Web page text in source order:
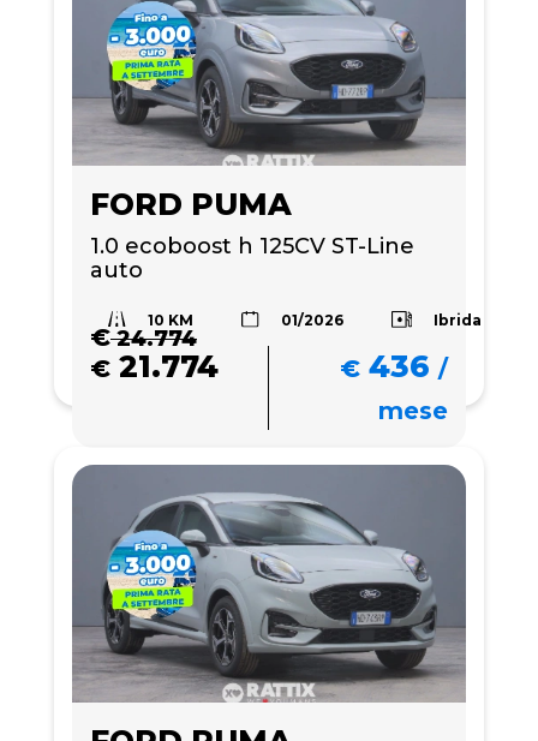
FORD PUMA
1.0 ecoboost h 125CV ST-Line
auto
10 KM 01/2026 Ibrida
€24.774
€ 21.774 € 436 /
mese